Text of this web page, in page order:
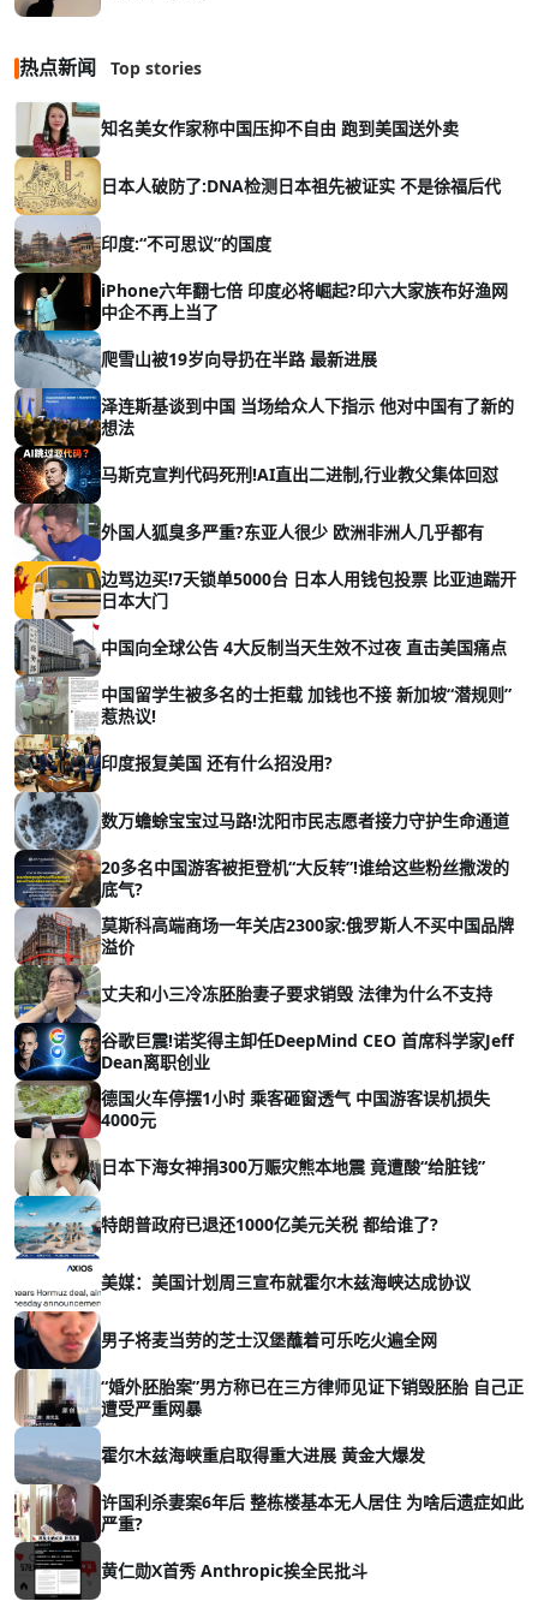
热点新闻 Top stories
知名美女作家称中国压抑不自由 跑到美国送外卖
日本人破防了:DNA检测日本祖先被证实 不是徐福后代
印度:“不可思议”的国度
iPhone六年翻七倍 印度必将崛起?印六大家族布好渔网
中企不再上当了
爬雪山被19岁向导扔在半路 最新进展
泽连斯基谈到中国 当场给众人下指示 他对中国有了新的
想法
马斯克宣判代码死刑!AI直出二进制,行业教父集体回怼
外国人狐臭多严重?东亚人很少 欧洲非洲人几乎都有
边骂边买!7天锁单5000台 日本人用钱包投票 比亚迪踹开
日本大门
中国向全球公告 4大反制当天生效不过夜 直击美国痛点
中国留学生被多名的士拒载 加钱也不接 新加坡“潜规则”
惹热议!
印度报复美国 还有什么招没用?
数万蟾蜍宝宝过马路!沈阳市民志愿者接力守护生命通道
20多名中国游客被拒登机“大反转”!谁给这些粉丝撒泼的
底气?
莫斯科高端商场一年关店2300家:俄罗斯人不买中国品牌
溢价
丈夫和小三冷冻胚胎妻子要求销毁 法律为什么不支持
谷歌巨震!诺奖得主卸任DeepMind CEO 首席科学家Jeff
Dean离职创业
德国火车停摆1小时 乘客砸窗透气 中国游客误机损失
4000元
日本下海女神捐300万赈灾熊本地震 竟遭酸“给脏钱”
特朗普政府已退还1000亿美元关税 都给谁了?
美媒：美国计划周三宣布就霍尔木兹海峡达成协议
男子将麦当劳的芝士汉堡蘸着可乐吃火遍全网
“婚外胚胎案”男方称已在三方律师见证下销毁胚胎 自己正
遭受严重网暴
霍尔木兹海峡重启取得重大进展 黄金大爆发
许国利杀妻案6年后 整栋楼基本无人居住 为啥后遗症如此
严重?
黄仁勋X首秀 Anthropic挨全民批斗